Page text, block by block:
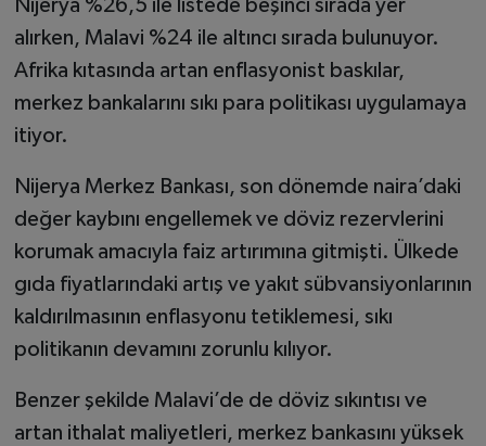
Nijerya %26,5 ile listede beşinci sırada yer
alırken, Malavi %24 ile altıncı sırada bulunuyor.
Afrika kıtasında artan enflasyonist baskılar,
merkez bankalarını sıkı para politikası uygulamaya
itiyor.
Nijerya Merkez Bankası, son dönemde naira’daki
değer kaybını engellemek ve döviz rezervlerini
korumak amacıyla faiz artırımına gitmişti. Ülkede
gıda fiyatlarındaki artış ve yakıt sübvansiyonlarının
kaldırılmasının enflasyonu tetiklemesi, sıkı
politikanın devamını zorunlu kılıyor.
Benzer şekilde Malavi’de de döviz sıkıntısı ve
artan ithalat maliyetleri, merkez bankasını yüksek